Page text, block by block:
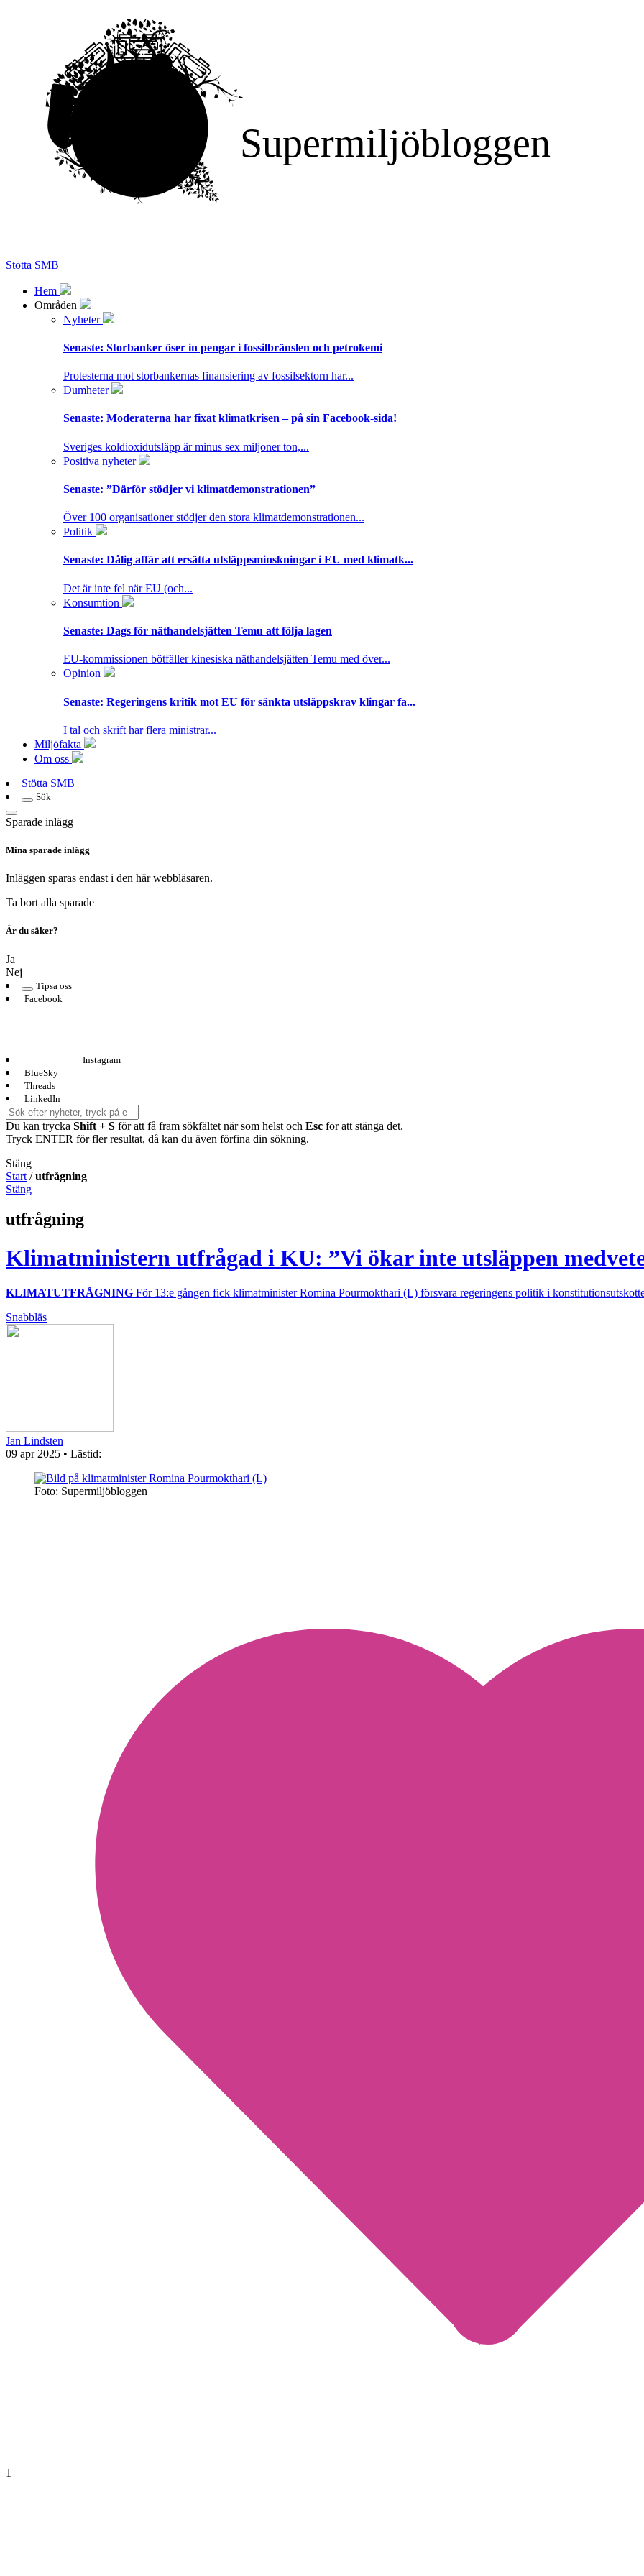
Supermiljöbloggen
Stötta SMB
Hem
Områden
Nyheter
Senaste: Storbanker öser in pengar i fossilbränslen och petrokemi
Protesterna mot storbankernas finansiering av fossilsektorn har...
Dumheter
Senaste: Moderaterna har fixat klimatkrisen – på sin Facebook-sida!
Sveriges koldioxidutsläpp är minus sex miljoner ton,...
Positiva nyheter
Senaste: ”Därför stödjer vi klimatdemonstrationen”
Över 100 organisationer stödjer den stora klimatdemonstrationen...
Politik
Senaste: Dålig affär att ersätta utsläppsminskningar i EU med klimatk...
Det är inte fel när EU (och...
Konsumtion
Senaste: Dags för näthandelsjätten Temu att följa lagen
EU-kommissionen bötfäller kinesiska näthandelsjätten Temu med över...
Opinion
Senaste: Regeringens kritik mot EU för sänkta utsläppskrav klingar fa...
I tal och skrift har flera ministrar...
Miljöfakta
Om oss
Stötta SMB
Sök
Sparade inlägg
Mina sparade inlägg
Inläggen sparas endast i den här webbläsaren.
Ta bort alla sparade
Är du säker?
Ja
Nej
Tipsa oss
Facebook
Instagram
BlueSky
Threads
LinkedIn
Du kan trycka Shift + S för att få fram sökfältet när som helst och Esc för att stänga det.
Tryck ENTER för fler resultat, då kan du även förfina din sökning.
Stäng
Start /utfrågning
Stäng
utfrågning
Klimatministern utfrågad i KU: ”Vi ökar inte utsläppen
KLIMATUTFRÅGNING För 13:e gången fick klimatminister Romina Pourmokthari (L) försvara regeringens politik i
Snabbläs
Jan Lindsten
09 apr 2025 • Lästid:
Foto: Supermiljöbloggen
1